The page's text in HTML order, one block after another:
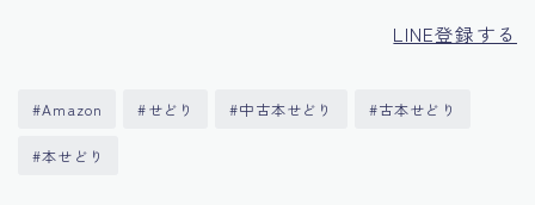
LINE登録する
#Amazon #せどり #中古本せどり #古本せどり
#本せどり